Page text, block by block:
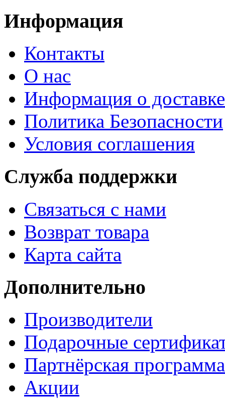
Информация
Контакты
О нас
Информация о доставке
Политика Безопасности
Условия соглашения
Служба поддержки
Связаться с нами
Возврат товара
Карта сайта
Дополнительно
Производители
Подарочные
Партнёрская программа
Акции